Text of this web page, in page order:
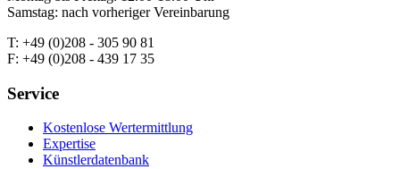
Samstag: nach vorheriger Vereinbarung
T: +49 (0)208 - 305 90 81
F: +49 (0)208 - 439 17 35
Service
Kostenlose Wertermittlung
Expertise
Künstlerdatenbank